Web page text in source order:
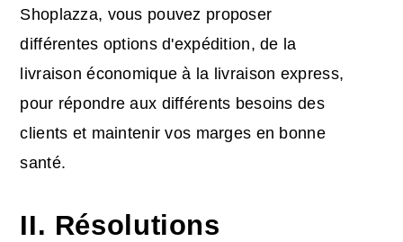
Shoplazza, vous pouvez proposer
différentes options d'expédition, de la
livraison économique à la livraison express,
pour répondre aux différents besoins des
clients et maintenir vos marges en bonne
santé.
II. Résolutions